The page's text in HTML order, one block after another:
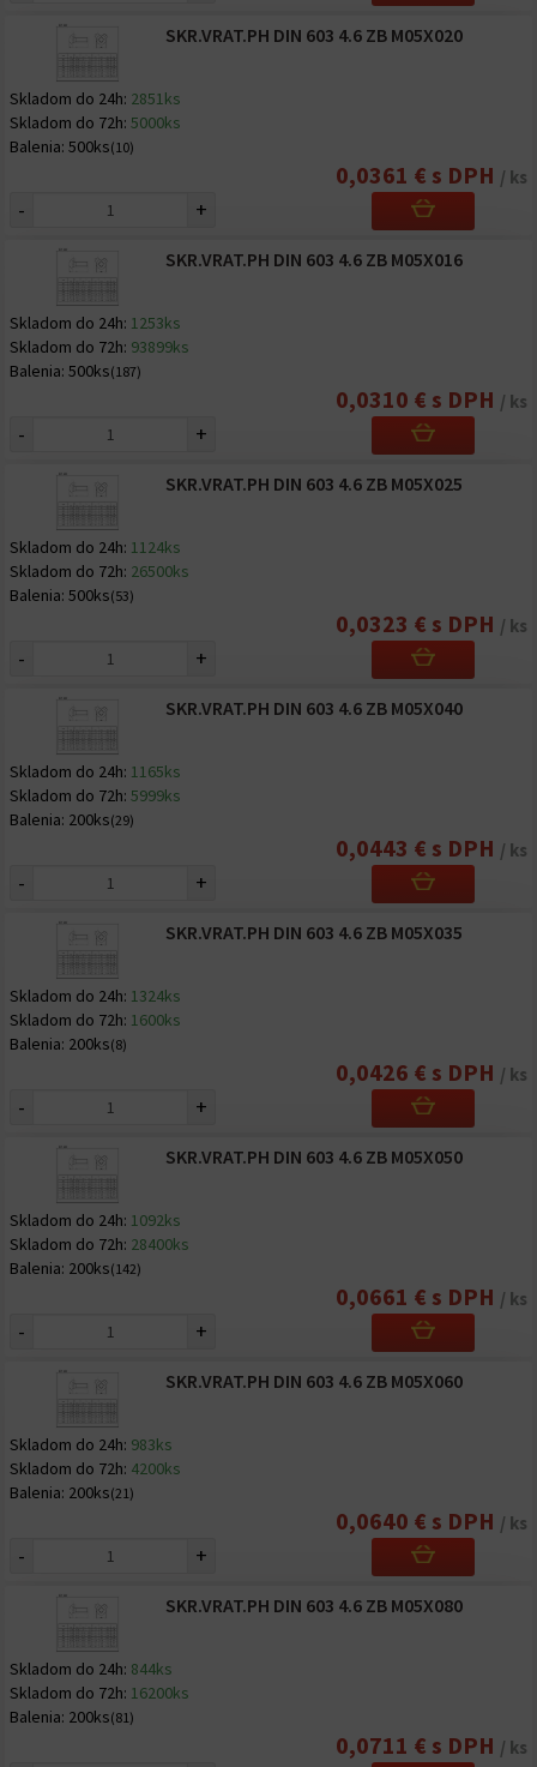
SKR.VRAT.PH DIN 603 4.6 ZB M05X020
Skladom do 24h: 2851ks
Skladom do 72h: 5000ks
Balenia: 500ks(10)
0,0361 € s DPH / ks
- +
SKR.VRAT.PH DIN 603 4.6 ZB M05X016
Skladom do 24h: 1253ks
Skladom do 72h: 93899ks
Balenia: 500ks(187)
0,0310 € s DPH / ks
- +
SKR.VRAT.PH DIN 603 4.6 ZB M05X025
Skladom do 24h: 1124ks
Skladom do 72h: 26500ks
Balenia: 500ks(53)
0,0323 € s DPH / ks
- +
SKR.VRAT.PH DIN 603 4.6 ZB M05X040
Skladom do 24h: 1165ks
Skladom do 72h: 5999ks
Balenia: 200ks(29)
0,0443 € s DPH / ks
- +
SKR.VRAT.PH DIN 603 4.6 ZB M05X035
Skladom do 24h: 1324ks
Skladom do 72h: 1600ks
Balenia: 200ks(8)
0,0426 € s DPH / ks
- +
SKR.VRAT.PH DIN 603 4.6 ZB M05X050
Skladom do 24h: 1092ks
Skladom do 72h: 28400ks
Balenia: 200ks(142)
0,0661 € s DPH / ks
- +
SKR.VRAT.PH DIN 603 4.6 ZB M05X060
Skladom do 24h: 983ks
Skladom do 72h: 4200ks
Balenia: 200ks(21)
0,0640 € s DPH / ks
- +
SKR.VRAT.PH DIN 603 4.6 ZB M05X080
Skladom do 24h: 844ks
Skladom do 72h: 16200ks
Balenia: 200ks(81)
0,0711 € s DPH / ks